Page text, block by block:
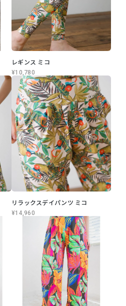
レギンス ミコ
¥10,780
リラックスデイパンツ ミコ
¥14,960